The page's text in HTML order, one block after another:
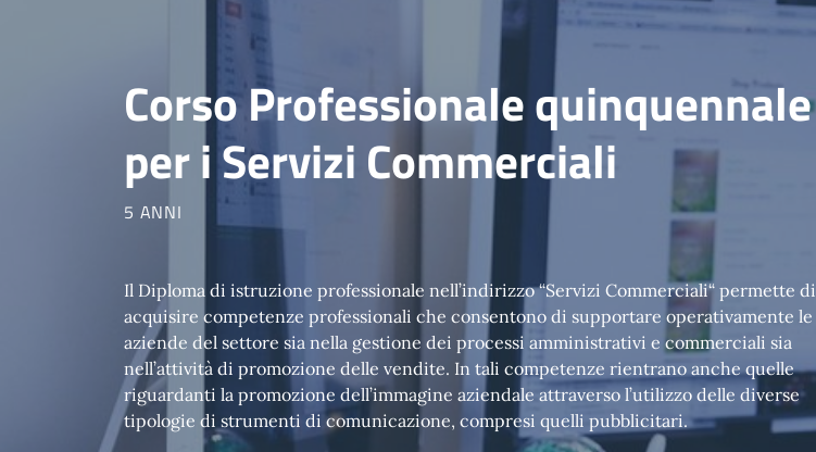
Corso Professionale quinquennale
per i Servizi Commerciali
5 ANNI
Il Diploma di istruzione professionale nell’indirizzo “Servizi Commerciali“ permette di
acquisire competenze professionali che consentono di supportare operativamente le
aziende del settore sia nella gestione dei processi amministrativi e commerciali sia
nell’attività di promozione delle vendite. In tali competenze rientrano anche quelle
riguardanti la promozione dell’immagine aziendale attraverso l’utilizzo delle diverse
tipologie di strumenti di comunicazione, compresi quelli pubblicitari.